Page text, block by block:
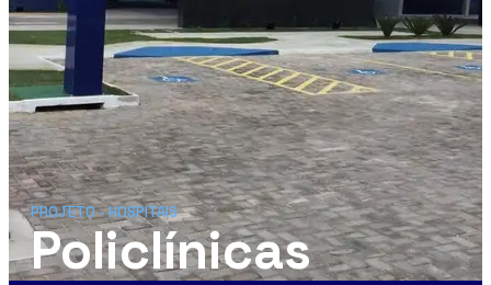
PROJETO -HOSPITAIS
Policlínicas